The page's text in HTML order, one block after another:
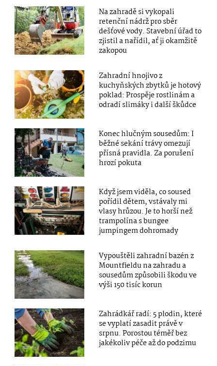
Na zahradě si vykopali
retenční nádrž pro sběr
dešťové vody. Stavební úřad to
zjistil a nařídil, ať ji okamžitě
zakopou
Zahradní hnojivo z
kuchyňských zbytků je hotový
poklad: Prospěje rostlinám a
odradí slimáky i další škůdce
Konec hlučným sousedům: I
běžné sekání trávy omezují
přísná pravidla. Za porušení
hrozí pokuta
Když jsem viděla, co soused
pořídil dětem, vstávaly mi
vlasy hrůzou. Je to horší než
trampolína s bungee
jumpingem dohromady
Vypouštěli zahradní bazén z
Mountfieldu na zahradu a
sousedům způsobili škodu ve
výši 150 tisíc korun
Zahrádkář radí: 5 plodin, které
se vyplatí zasadit právě v
srpnu. Porostou téměř bez
jakékoliv péče až do podzimu